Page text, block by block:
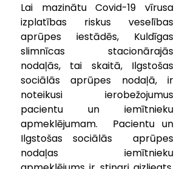
Lai mazinātu Covid-19 vīrusa
izplatības riskus veselības
aprūpes iestādēs, Kuldīgas
slimnīcas stacionārajās
nodaļās, tai skaitā, Ilgstošas
sociālās aprūpes nodaļā, ir
noteikusi ierobežojumus
pacientu un iemītnieku
apmeklējumam.  Pacientu un
Ilgstošas sociālās  aprūpes
nodaļas iemītnieku